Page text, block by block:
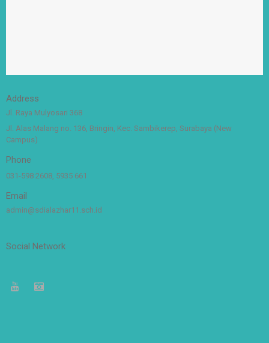
Address
Jl. Raya Mulyosari 368
Jl. Alas Malang no. 136, Bringin, Kec. Sambikerep, Surabaya (New
Campus)
Phone
031-598 2608, 5935 661
Email
admin@sdialazhar11.sch.id
Social Network